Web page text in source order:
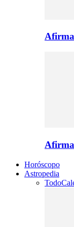
Horóscopo
Astropedia
Todo